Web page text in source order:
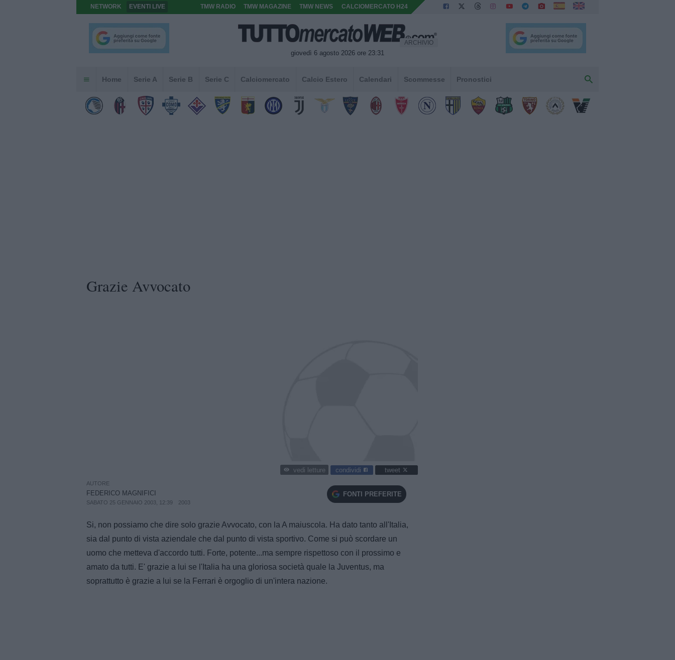
NETWORK EVENTI LIVE TMW RADIO TMW MAGAZINE TMW NEWS CALCIOMERCATO H24
giovedì 6 agosto 2026 ore 23:31
ARCHIVIO
Home Serie A Serie B Serie C Calciomercato Calcio Estero Calendari Scommesse Pronostici
Grazie Avvocato
vedi letture condividi tweet
AUTORE
FEDERICO MAGNIFICI
SABATO 25 GENNAIO 2003, 12:39 2003
FONTI PREFERITE
Si, non possiamo che dire solo grazie Avvocato, con la A maiuscola. Ha dato tanto all'Italia,
sia dal punto di vista aziendale che dal punto di vista sportivo. Come si può scordare un
uomo che metteva d'accordo tutti. Forte, potente...ma sempre rispettoso con il prossimo e
amato da tutti. E' grazie a lui se l'Italia ha una gloriosa società quale la Juventus, ma
soprattutto è grazie a lui se la Ferrari è orgoglio di un'intera nazione.